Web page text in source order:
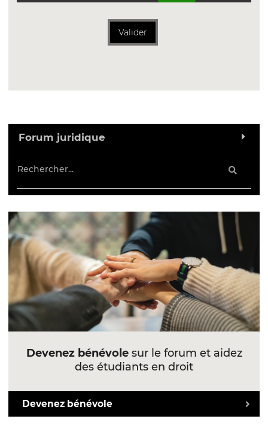
Valider
Forum juridique
Devenez bénévolesur le forum et aidez
des étudiants en droit
Devenez bénévole